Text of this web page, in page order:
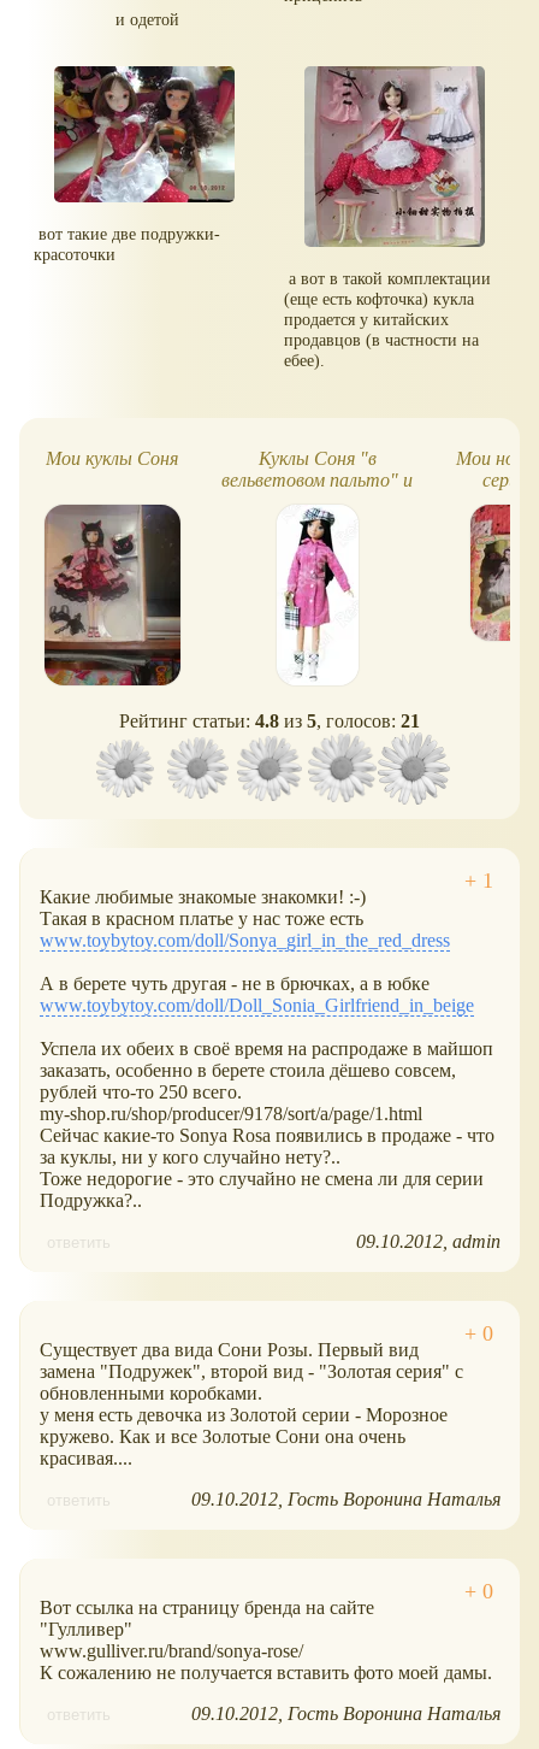
и одетой
вот такие две подружки-
красоточки
а вот в такой комплектации
(еще есть кофточка) кукла
продается у китайских
продавцов (в частности на
ебее).
Мои куклы Соня
Куклы Соня "в
вельветовом пальто" и
Соня "Sonya. Club Going
on the Party"
Мои
Рейтинг статьи: 4.8 из 5, голосов: 21
Какие любимые знакомые знакомки! :-)
Такая в красном платье у нас тоже есть
www.toybytoy.com/doll/Sonya_girl_in_the_red_dress
А в берете чуть другая - не в брючках, а в юбке
www.toybytoy.com/doll/Doll_Sonia_Girlfriend_in_beige
Успела их обеих в своё время на распродаже в майшоп
заказать, особенно в берете стоила дёшево совсем,
рублей что-то 250 всего.
my-shop.ru/shop/producer/9178/sort/a/page/1.html
Сейчас какие-то Sonya Rosa появились в продаже - что
за куклы, ни у кого случайно нету?..
Тоже недорогие - это случайно не смена ли для серии
Подружка?..
ответить 09.10.2012 admin
Существует два вида Сони Розы. Первый вид
замена "Подружек", второй вид - "Золотая серия" с
обновленными коробками.
у меня есть девочка из Золотой серии - Морозное
кружево. Как и все Золотые Сони она очень
красивая....
ответить 09.10.2012 Гость Воронина Наталья
Вот ссылка на страницу бренда на сайте
"Гулливер"
www.gulliver.ru/brand/sonya-rose/
К сожалению не получается вставить фото моей дамы.
ответить 09.10.2012 Гость Воронина Наталья